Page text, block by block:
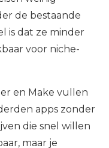
de bestaande
is dat ze minder
voor niche-
en Make vullen
apps zonder
die snel willen
maar je